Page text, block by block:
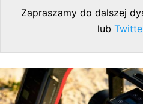
Zapraszamy do dalszej
lub